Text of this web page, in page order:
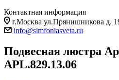
Контактная информация
г.Москва ул.Прянишникова д.
info@simfoniasveta.ru
Подвесная люстра
APL.829.13.06